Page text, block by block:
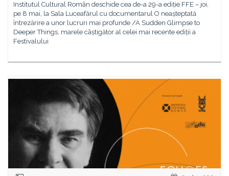
Institutul Cultural Român deschide cea de-a 29-a ediție FFE – joi,
pe 8 mai, la Sala Luceafărul cu documentarul O neașteptată
întrezărire a unor lucruri mai profunde /A Sudden Glimpse to
Deeper Things, marele câștigător al celei mai recente ediții a
Festivalului